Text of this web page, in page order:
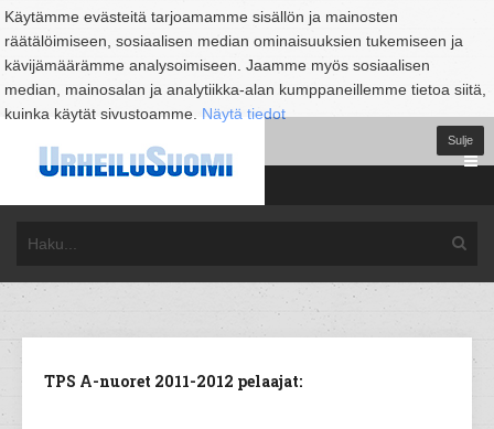
Käytämme evästeitä tarjoamamme sisällön ja mainosten
räätälöimiseen, sosiaalisen median ominaisuuksien tukemiseen ja
kävijämäärämme analysoimiseen. Jaamme myös sosiaalisen
median, mainosalan ja analytiikka-alan kumppaneillemme tietoa siitä,
kuinka käytät sivustoamme. Näytä tiedot
Sulje
TPS A-nuoret 2011-2012 pelaajat: